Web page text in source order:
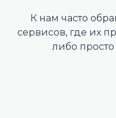
К нам часто
сервисов, где их
либо